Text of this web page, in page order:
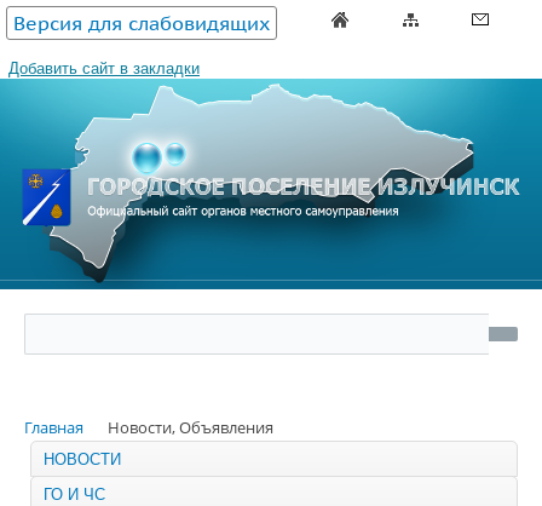
Версия для слабовидящих
Добавить сайт в закладки
Главная Новости, Объявления
НОВОСТИ
ГО И ЧС